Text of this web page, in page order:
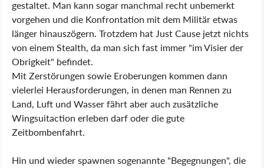
gestaltet. Man kann sogar manchmal recht unbemerkt
vorgehen und die Konfrontation mit dem Militär etwas
länger hinauszögern. Trotzdem hat Just Cause jetzt nichts
von einem Stealth, da man sich fast immer "im Visier der
Obrigkeit" befindet.
Mit Zerstörungen sowie Eroberungen kommen dann
vielerlei Herausforderungen, in denen man Rennen zu
Land, Luft und Wasser fährt aber auch zusätzliche
Wingsuitaction erleben darf oder die gute
Zeitbombenfahrt.
Hin und wieder spawnen sogenannte "Begegnungen", die